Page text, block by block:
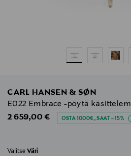
CARL HANSEN & SØN
E022 Embrace -pöytä
Original Price
2 659,00 € OSTA 1000€, SAAT –15%
Valitse Väri